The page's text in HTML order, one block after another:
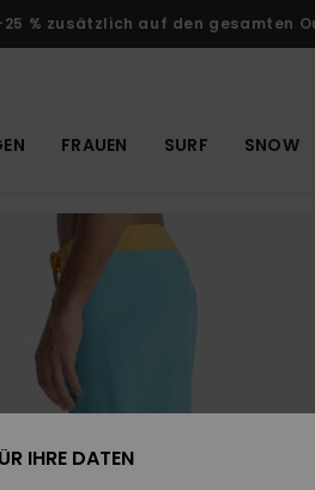
% zusätzlich auf den gesamten
FRAUEN SURF SNOW
IHRE DATEN